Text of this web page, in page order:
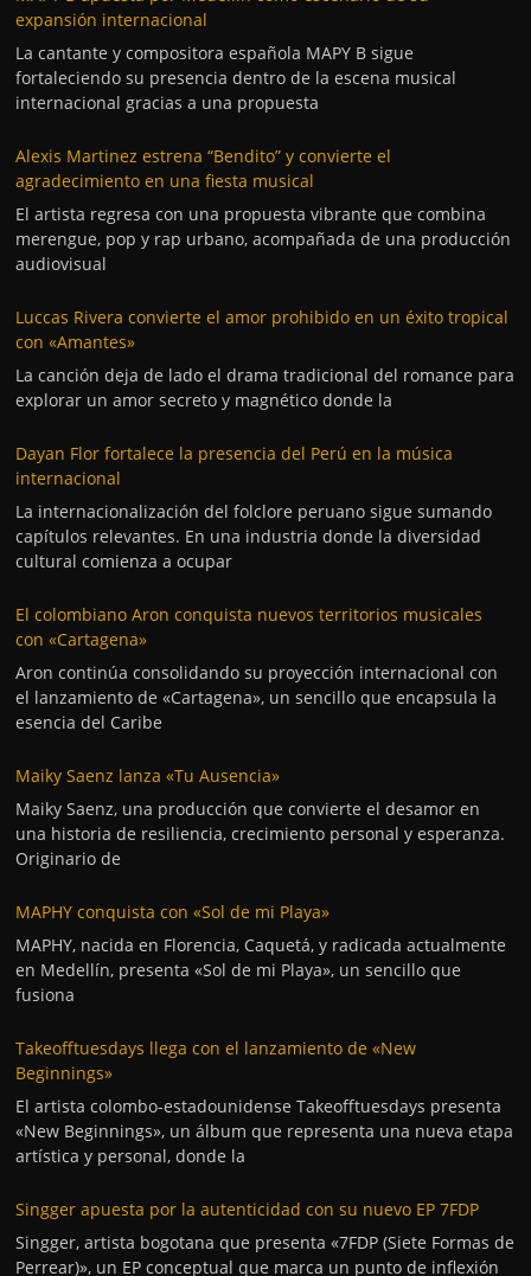
expansión internacional
La cantante y compositora española MAPY B sigue
fortaleciendo su presencia dentro de la escena musical
internacional gracias a una propuesta
Alexis Martinez estrena “Bendito” y convierte el
agradecimiento en una fiesta musical
El artista regresa con una propuesta vibrante que combina
merengue, pop y rap urbano, acompañada de una producción
audiovisual
Luccas Rivera convierte el amor prohibido en un éxito tropical
con «Amantes»
La canción deja de lado el drama tradicional del romance para
explorar un amor secreto y magnético donde la
Dayan Flor fortalece la presencia del Perú en la música
internacional
La internacionalización del folclore peruano sigue sumando
capítulos relevantes. En una industria donde la diversidad
cultural comienza a ocupar
El colombiano Aron conquista nuevos territorios musicales
con «Cartagena»
Aron continúa consolidando su proyección internacional con
el lanzamiento de «Cartagena», un sencillo que encapsula la
esencia del Caribe
Maiky Saenz lanza «Tu Ausencia»
Maiky Saenz, una producción que convierte el desamor en
una historia de resiliencia, crecimiento personal y esperanza.
Originario de
MAPHY conquista con «Sol de mi Playa»
MAPHY, nacida en Florencia, Caquetá, y radicada actualmente
en Medellín, presenta «Sol de mi Playa», un sencillo que
fusiona
Takeofftuesdays llega con el lanzamiento de «New
Beginnings»
El artista colombo-estadounidense Takeofftuesdays presenta
«New Beginnings», un álbum que representa una nueva etapa
artística y personal, donde la
Singger apuesta por la autenticidad con su nuevo EP 7FDP
Singger, artista bogotana que presenta «7FDP (Siete Formas de
Perrear)», un EP conceptual que marca un punto de inflexión